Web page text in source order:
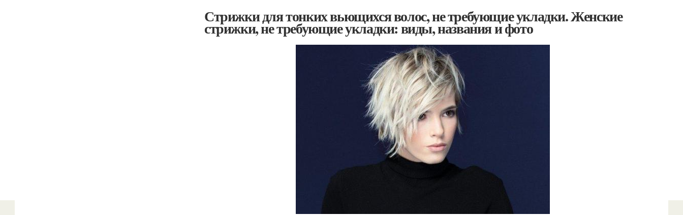
Стрижки для тонких вьющихся волос, не требующие укладки. Женские
стрижки, не требующие укладки: виды, названия и фото